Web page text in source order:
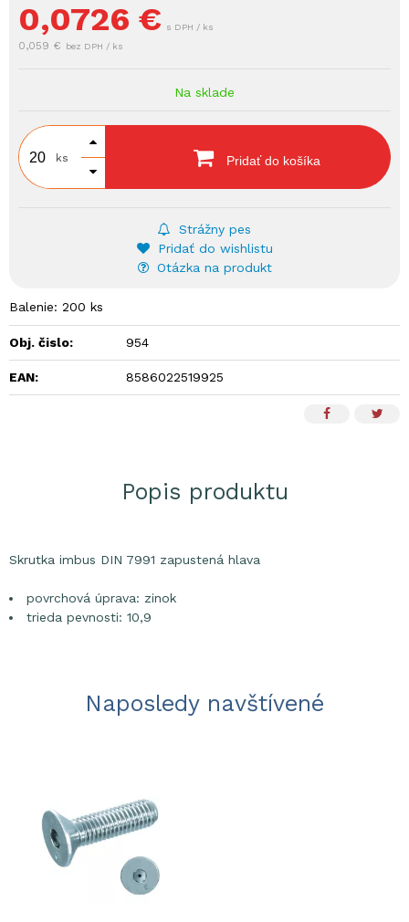
0,0726 € s DPH / ks
0,059 € bez DPH / ks
Na sklade
ks Pridať do košíka
Strážny pes
Pridať do wishlistu
Otázka na produkt
Balenie: 200 ks
Obj. čislo: 954
EAN: 8586022519925
Popis produktu
Skrutka imbus DIN 7991 zapustená hlava
povrchová úprava: zinok
trieda pevnosti: 10,9
Naposledy navštívené